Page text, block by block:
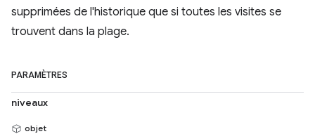
supprimées de l'historique que si toutes les visites se
trouvent dans la plage.
PARAMÈTRES
niveaux
objet